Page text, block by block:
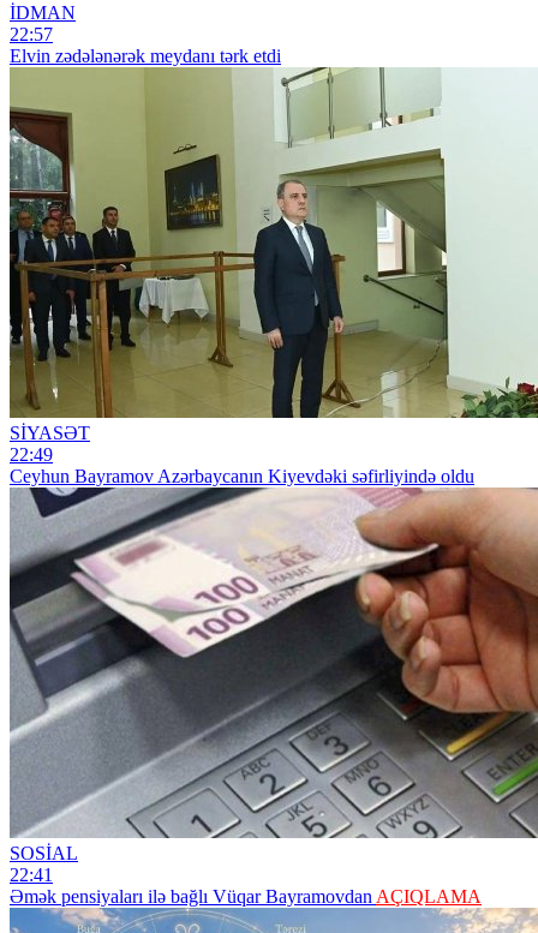
İDMAN
22:57
Elvin zədələnərək meydanı tərk etdi
SİYASƏT
22:49
Ceyhun Bayramov Azərbaycanın Kiyevdəki səfirliyində oldu
SOSİAL
22:41
Əmək pensiyaları ilə bağlı Vüqar Bayramovdan AÇIQLAMA